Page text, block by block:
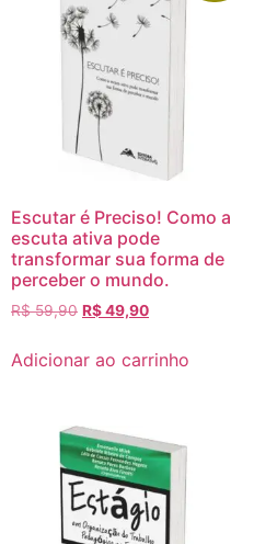
Escutar é Preciso! Como a
escuta ativa pode
transformar sua forma de
perceber o mundo.
R$59,90 R$49,90
Adicionar ao carrinho